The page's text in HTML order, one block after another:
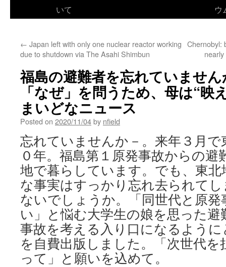
いて
ウ
← Japan left with only one nuclear reactor working
due to shutdown via The Asahi Shimbun
Chernobyl:
福島の避難者を忘れていませ
「なぜ」を問うため、母は“映
まいどなニュース
Posted on 2020/11/04by nfield
忘れていませんか－。来年３月で
０年。福島第１原発事故からの避
地で暮らしています。でも、東
な事実はすっかり忘れ去られて
ないでしょうか。「同世代と原
い」と悩む大学生の娘を思った
事故を考える入り口になるよう
を自費出版しました。「次世代
って」と願いを込めて。